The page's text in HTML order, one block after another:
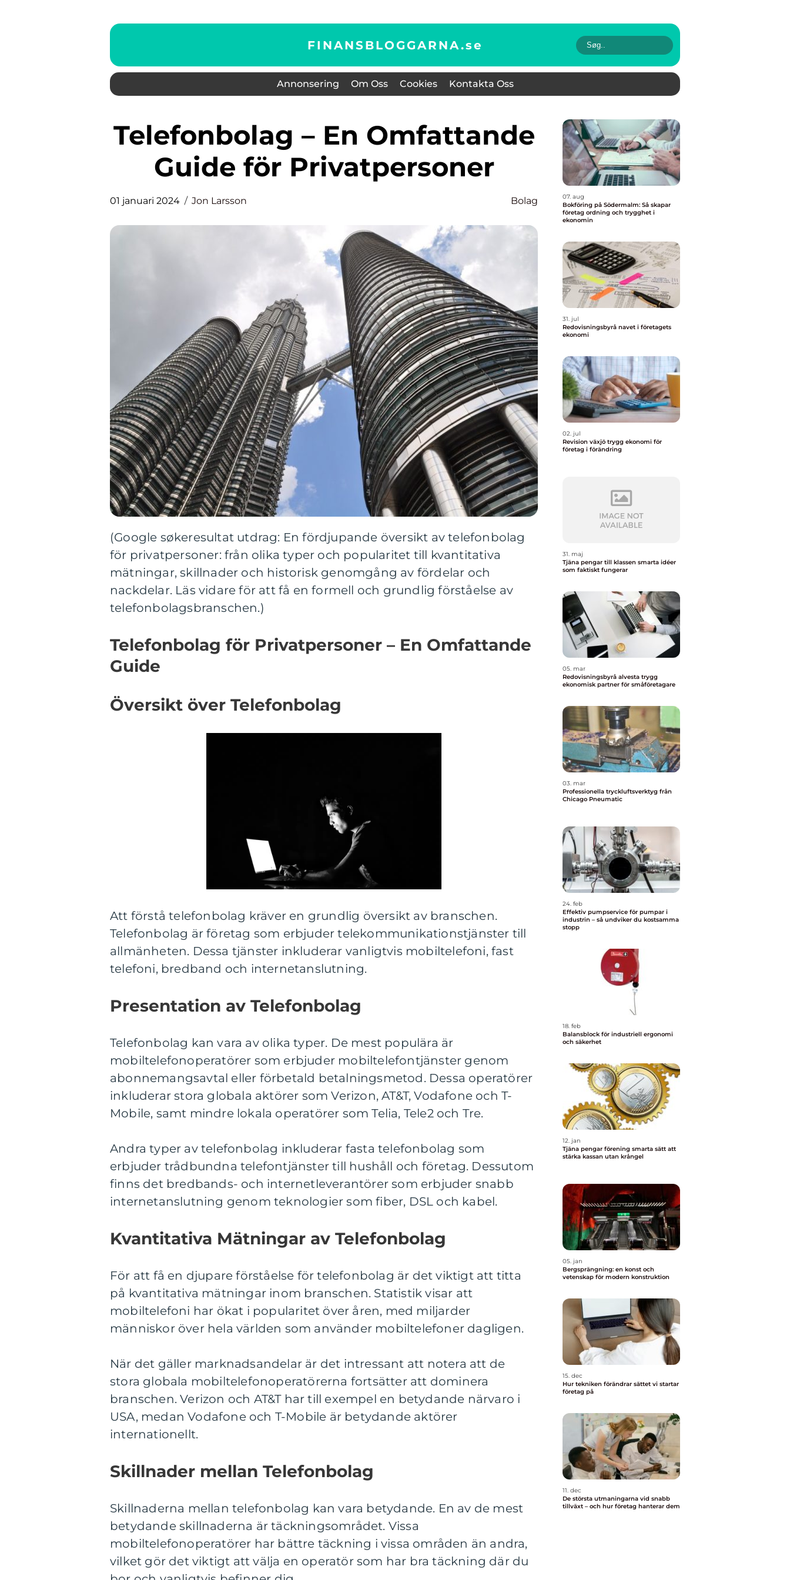
FINANSBLOGGARNA.se
Annonsering Om Oss Cookies Kontakta Oss
Telefonbolag – En Omfattande
Guide för Privatpersoner
01 januari 2024 Jon Larsson Bolag
(Google søkeresultat utdrag: En fördjupande översikt av telefonbolag
för privatpersoner: från olika typer och popularitet till kvantitativa
mätningar, skillnader och historisk genomgång av fördelar och
nackdelar. Läs vidare för att få en formell och grundlig förståelse av
telefonbolagsbranschen.)
Telefonbolag för Privatpersoner – En Omfattande
Guide
Översikt över Telefonbolag
Att förstå telefonbolag kräver en grundlig översikt av branschen.
Telefonbolag är företag som erbjuder telekommunikationstjänster till
allmänheten. Dessa tjänster inkluderar vanligtvis mobiltelefoni, fast
telefoni, bredband och internetanslutning.
Presentation av Telefonbolag
Telefonbolag kan vara av olika typer. De mest populära är
mobiltelefonoperatörer som erbjuder mobiltelefontjänster genom
abonnemangsavtal eller förbetald betalningsmetod. Dessa operatörer
inkluderar stora globala aktörer som Verizon, AT&T, Vodafone och T-
Mobile, samt mindre lokala operatörer som Telia, Tele2 och Tre.
Andra typer av telefonbolag inkluderar fasta telefonbolag som
erbjuder trådbundna telefontjänster till hushåll och företag. Dessutom
finns det bredbands- och internetleverantörer som erbjuder snabb
internetanslutning genom teknologier som fiber, DSL och kabel.
Kvantitativa Mätningar av Telefonbolag
För att få en djupare förståelse för telefonbolag är det viktigt att titta
på kvantitativa mätningar inom branschen. Statistik visar att
mobiltelefoni har ökat i popularitet över åren, med miljarder
människor över hela världen som använder mobiltelefoner dagligen.
När det gäller marknadsandelar är det intressant att notera att de
stora globala mobiltelefonoperatörerna fortsätter att dominera
branschen. Verizon och AT&T har till exempel en betydande närvaro i
USA, medan Vodafone och T-Mobile är betydande aktörer
internationellt.
Skillnader mellan Telefonbolag
Skillnaderna mellan telefonbolag kan vara betydande. En av de mest
betydande skillnaderna är täckningsområdet. Vissa
mobiltelefonoperatörer har bättre täckning i vissa områden än andra,
vilket gör det viktigt att välja en operatör som har bra täckning där du
07. aug
Bokföring på Södermalm: Så skapar
företag ordning och trygghet i
ekonomin
31. jul
Redovisningsbyrå navet i företagets
ekonomi
02. jul
Revision växjö trygg ekonomi för
företag i förändring
31. maj
Tjäna pengar till klassen smarta idéer
som faktiskt fungerar
05. mar
Redovisningsbyrå alvesta trygg
ekonomisk partner för småföretagare
03. mar
Professionella tryckluftsverktyg från
Chicago Pneumatic
24. feb
Effektiv pumpservice för pumpar i
industrin – så undviker du kostsamma
stopp
18. feb
Balansblock för industriell ergonomi
och säkerhet
12. jan
Tjäna pengar förening smarta sätt att
stärka kassan utan krångel
05. jan
Bergsprängning: en konst och
vetenskap för modern konstruktion
15. dec
Hur tekniken förändrar sättet vi startar
företag på
11. dec
De största utmaningarna vid snabb
tillväxt – och hur företag hanterar dem